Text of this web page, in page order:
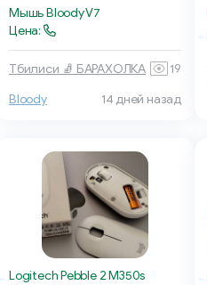
Мышь Bloody V7
Цена:
Тбилиси 🧦 БАРАХОЛКА 19
Bloody 14 дней назад
Logitech Pebble 2 M350s